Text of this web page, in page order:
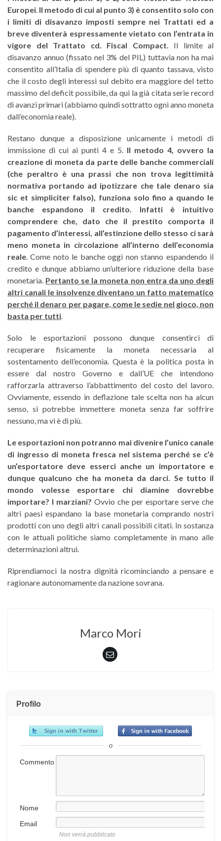
Europei. Il metodo di cui al punto 3) è consentito solo con
i limiti di disavanzo imposti sempre nei Trattati ed a
breve diventerà espressamente vietato con l’entrata in
vigore del Trattato cd. Fiscal Compact. Il limite al
disavanzo annuo (fissato nel 3% del PIL) tuttavia non ha mai
consentito all’Italia di spendere più di quanto tassava, visto
che il costo degli interessi sul debito era maggiore del tetto
massimo del deficit possibile, da qui la già citata serie record
di avanzi primari (abbiamo quindi sottratto ogni anno moneta
dall’economia reale).
Restano dunque a disposizione unicamente i metodi di
immissione di cui ai punti 4 e 5. Il metodo 4, ovvero la
creazione di moneta da parte delle banche commerciali
(che peraltro è una prassi che non trova legittimità
normativa portando ad ipotizzare che tale denaro sia
sic et simpliciter falso), funziona solo fino a quando le
banche espandono il credito. Infatti è intuitivo
comprendere che, dato che il prestito comporta il
pagamento d’interessi, all’estinzione dello stesso ci sarà
meno moneta in circolazione all’interno dell’economia
reale. Come noto le banche oggi non stanno espandendo il
credito e dunque abbiamo un’ulteriore riduzione della base
monetaria. Pertanto se la moneta non entra da uno degli
altri canali le insolvenze diventano un fatto matematico
perché il denaro per pagare, come le sedie nel gioco, non
basta per tutti.
Solo le esportazioni possono dunque consentirci di
recuperare fisicamente la moneta necessaria al
sostentamento dell’economia. Questa è la politica posta in
essere dal nostro Governo e dall’UE che intendono
rafforzarla attraverso l’abbattimento del costo del lavoro.
Ovviamente, essendo in deflazione tale scelta non ha alcun
senso, si potrebbe immettere moneta senza far soffrire
nessuno, ma vi è di più.
Le esportazioni non potranno mai divenire l’unico canale
di ingresso di moneta fresca nel sistema perché se c’è
un’esportatore deve esserci anche un importatore e
dunque qualcuno che ha moneta da darci. Se tutto il
mondo volesse esportare chi diamine dovrebbe
importare? I marziani? Ovvio che per esportare serve che
altri paesi espandano la base monetaria comprando nostri
prodotti con uno degli altri canali possibili citati. In sostanza
con le attuali politiche siamo completamente in mano alle
determinazioni altrui.
Riprendiamoci la nostra dignità ricominciando a pensare e
ragionare autonomamente da nazione sovrana.
Marco Mori
Profilo
o
Commento
Nome
Email
Non verrà pubblicato